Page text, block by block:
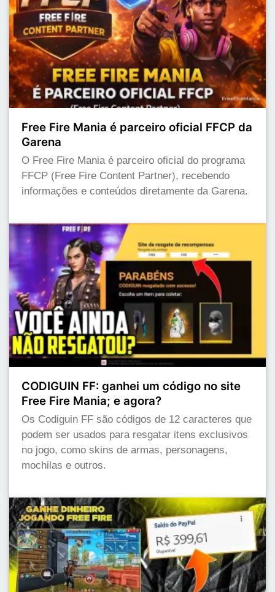
Free Fire Mania é parceiro oficial FFCP da
Garena
O Free Fire Mania é parceiro oficial do programa
FFCP (Free Fire Content Partner), recebendo
informações e conteúdos diretamente da Garena.
CODIGUIN FF: ganhei um código no site
Free Fire Mania; e agora?
Os Codiguin FF são códigos de 12 caracteres que
podem ser usados para resgatar itens exclusivos
no jogo, como skins de armas, personagens,
mochilas e outros.